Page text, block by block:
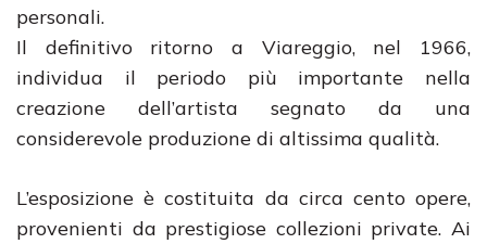
personali.
Il definitivo ritorno a Viareggio, nel 1966,
individua il periodo più importante nella
creazione dell’artista segnato da una
considerevole produzione di altissima qualità.
L’esposizione è costituita da circa cento opere,
provenienti da prestigiose collezioni private. Ai